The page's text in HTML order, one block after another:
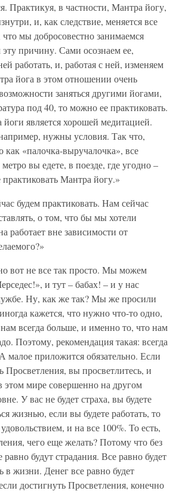
Практикуя, в частности, Мантра йогу,
и, как следствие, меняется все
мы добросовестно занимаемся
причину. Сами осознаем ее,
работать, и, работая с ней, изменяем
йога в этом отношении очень
заняться другими йогами,
под 40, то можно ее практиковать.
является хорошей медитацией.
нужны условия. Так что,
как «палочка-выручалочка», все
вы едете, в поезде, где угодно –
Мантра йогу.»
будем практиковать. Нам сейчас
о том, что бы мы хотели
работает вне зависимости от
вот не все так просто. Мы можем
и тут – бабах! – и у нас
Ну, как же так? Мы же просили
кажется, что нужно что-то одно,
всегда больше, и именно то, что нам
Поэтому, рекомендация такая: всегда
малое приложится обязательно. Если
Просветления, вы просветлитесь, и
этом мире совершенно на другом
У вас не будет страха, вы будете
жизнью, если вы будете работать, то
удовольствием, и на все 100%. То есть,
чего еще желать? Потому что без
будут страдания. Все равно будет
в жизни. Денег все равно будет
достигнуть Просветления, конечно